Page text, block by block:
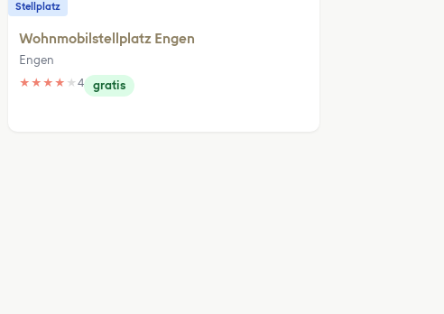
Stellplatz
Wohnmobilstellplatz Engen
Engen
★ ★ ★ ★ ★ 4 gratis